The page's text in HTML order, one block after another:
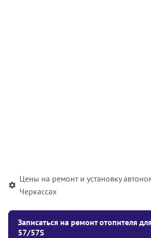
Цены на ремонт и установку
Черкассах
Записаться на ремонт отопителя
57/57S